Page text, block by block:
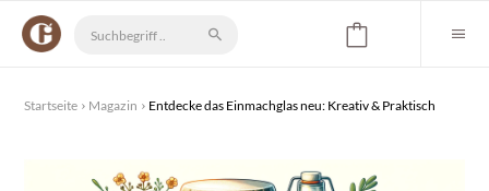
Startseite Magazin Entdecke das Einmachglas neu: Kreativ & Praktisch